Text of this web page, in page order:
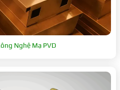
Nghệ Mạ PVD